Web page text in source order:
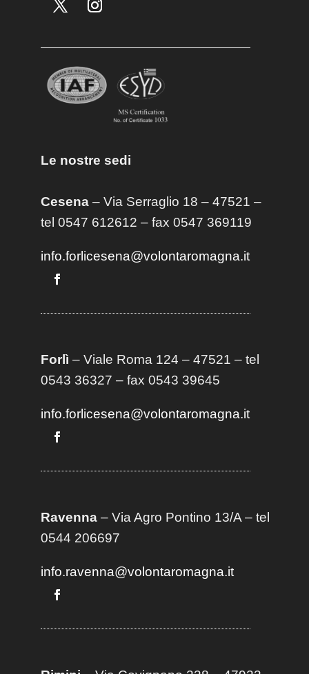
Le nostre sedi
Cesena– Via Serraglio 18 – 47521 –
tel 0547 612612 – fax 0547 369119
info.forlicesena@volontaromagna.it
Forlì – Viale Roma 124 – 47521 – tel
0543 36327 – fax 0543 39645
info.forlicesena@volontaromagna.it
Ravenna– Via Agro Pontino 13/A– tel
0544 206697
info.ravenna@volontaromagna.it